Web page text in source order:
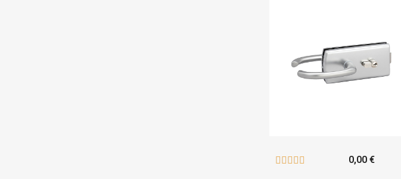
     0,00 €